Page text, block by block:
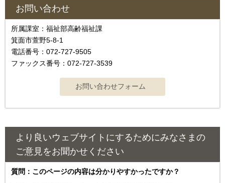
お問い合わせ
所属課室：福祉部高齢福祉課
箕面市萱野5-8-1
電話番号：072-727-9505
ファックス番号：072-727-3539
より良いウェブサイトにするためにみなさまの
ご意見をお聞かせください
質問：このページの内容は分かりやすかったですか？